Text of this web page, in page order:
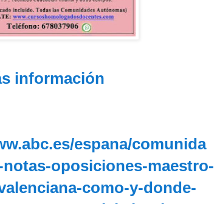
información
espana/comunida
oposiciones-maestro-
como-y-donde-